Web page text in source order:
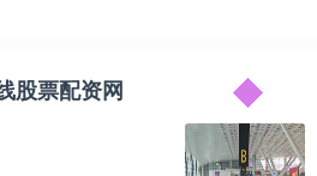
，无锡奥体中心游泳馆、羽毛球馆、
力佩德里开启中国行，为苏超开球、
股票配资网